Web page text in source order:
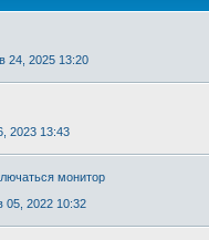
24, 2025 13:20
2023 13:43
монитор
05, 2022 10:32